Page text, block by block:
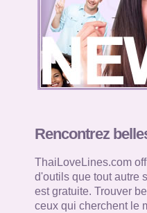
Rencontrez
ThaiLoveLines.com
d'outils que tout autre
est gratuite. Trouver
ceux qui cherchent le